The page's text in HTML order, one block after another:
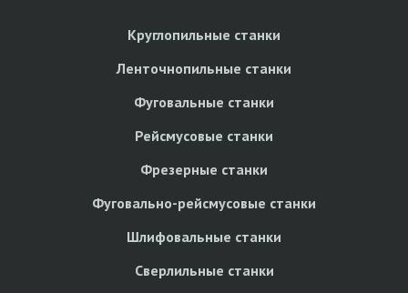
Круглопильные станки
Ленточнопильные станки
Фуговальные станки
Рейсмусовые станки
Фрезерные станки
Фуговально-рейсмусовые станки
Шлифовальные станки
Сверлильные станки